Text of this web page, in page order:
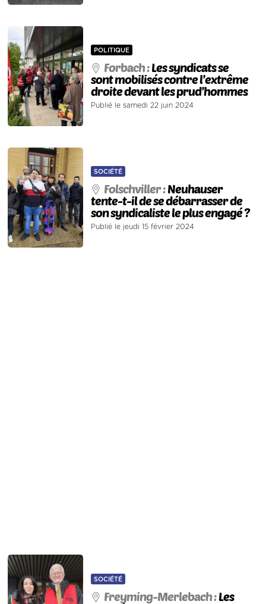
POLITIQUE
Forbach :Les syndicats se
sont mobilisés contre l’extrême
droite devant les prud’hommes
Publié le samedi 22 juin 2024
SOCIÉTÉ
Folschviller :Neuhauser
tente-t-il de se débarrasser de
son syndicaliste le plus engagé ?
Publié le jeudi 15 février 2024
SOCIÉTÉ
Freyming-Merlebach :Les